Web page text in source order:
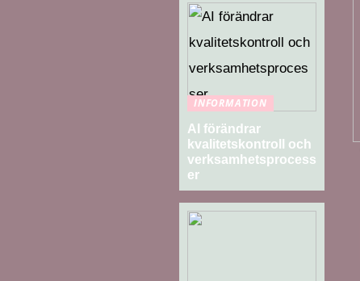
INFORMATION
AI förändrar
kvalitetskontroll och
verksamhetsprocess
er